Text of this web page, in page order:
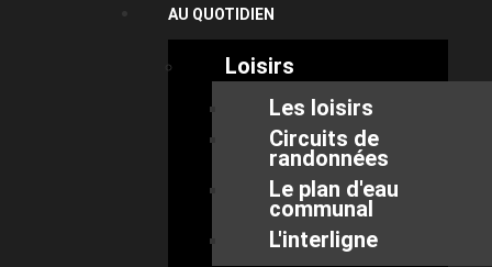
AU QUOTIDIEN
Loisirs
Les loisirs
Circuits de
randonnées
Le plan d'eau
communal
L'interligne